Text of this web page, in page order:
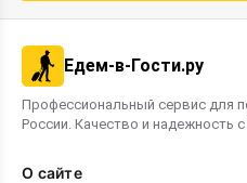
оптимальное жильё для
семейного отдыха в 2026
Едем-в-Гости.ру
Профессиональный сервис для
России. Качество и надежность с
О сайте